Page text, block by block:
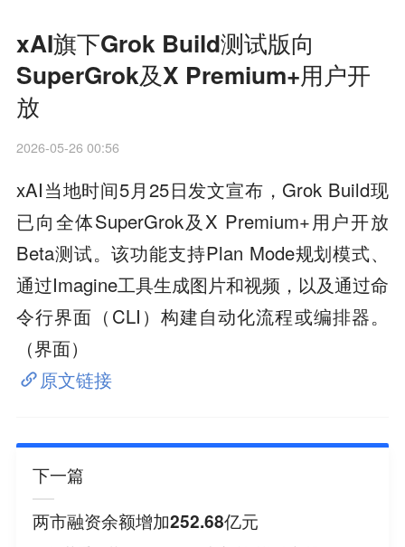
xAI旗下Grok Build测试版向
SuperGrok及X Premium+用户开
放
2026-05-26 00:56
xAI当地时间5月25日发文宣布，Grok Build现
已向全体SuperGrok及X Premium+用户开放
Beta测试。该功能支持Plan Mode规划模式、
通过Imagine工具生成图片和视频，以及通过命
令行界面（CLI）构建自动化流程或编排器。
（界面）
原文链接
下一篇
两市融资余额增加252.68亿元